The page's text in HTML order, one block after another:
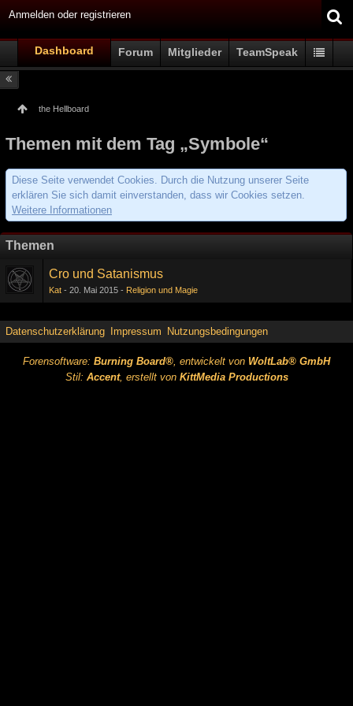
Anmelden oder registrieren
Dashboard Forum Mitglieder TeamSpeak
the Hellboard
Themen mit dem Tag „Symbole“
Diese Seite verwendet Cookies. Durch die Nutzung unserer Seite
erklären Sie sich damit einverstanden, dass wir Cookies setzen.
Weitere Informationen
Themen
Cro und Satanismus
Kat 20. Mai 2015 Religion und Magie
Datenschutzerklärung Impressum Nutzungsbedingungen
Forensoftware: Burning Board®, entwickelt von WoltLab® GmbH
Stil: Accent, erstellt von KittMedia Productions